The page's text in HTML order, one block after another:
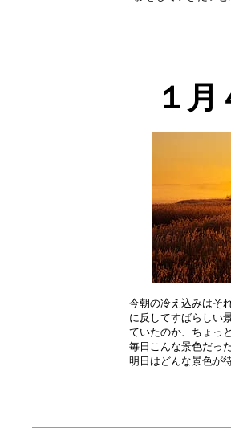
１
今朝の冷え込みはそ
に反してすばらしい
ていたのか、ちょっ
毎日こんな景色だっ